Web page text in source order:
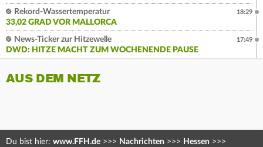
Rekord-Wassertemperatur
33,02 GRAD VOR MALLORCA
18:29
News-Ticker zur Hitzewelle
DWD: HITZE MACHT ZUM WOCHENENDE PAUSE
17:49
AUS DEM NETZ
Du bist hier: www.FFH.de >>> Nachrichten >>> Hessen >>>